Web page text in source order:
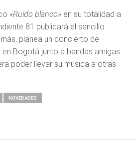
«Ruido blanco»en su totalidad a
81 publicará el sencillo
planea un concierto de
Bogotá junto a bandas amigas.
poder llevar su música a otras
NOVEDADES